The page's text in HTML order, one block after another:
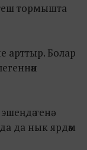
тормышта
арттыр. Болар
генә
да нык ярдәм